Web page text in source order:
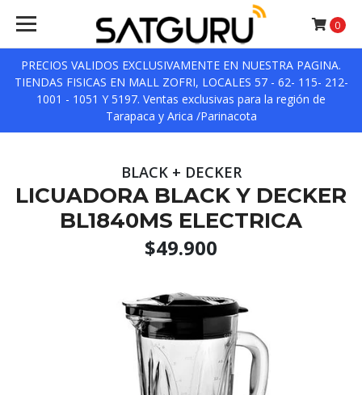
PRECIOS VALIDOS EXCLUSIVAMENTE EN NUESTRA PAGINA.
TIENDAS FISICAS EN MALL ZOFRI, LOCALES 57 - 62- 115- 212-
1001 - 1051 Y 5197. Ventas exclusivas para la región de
Tarapaca y Arica /Parinacota
0
BLACK + DECKER
LICUADORA BLACK Y DECKER
BL1840MS ELECTRICA
$49.900